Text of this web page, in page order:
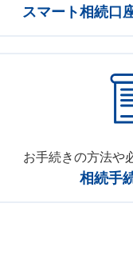
スマート相続口
お手続きの方法や
相続手